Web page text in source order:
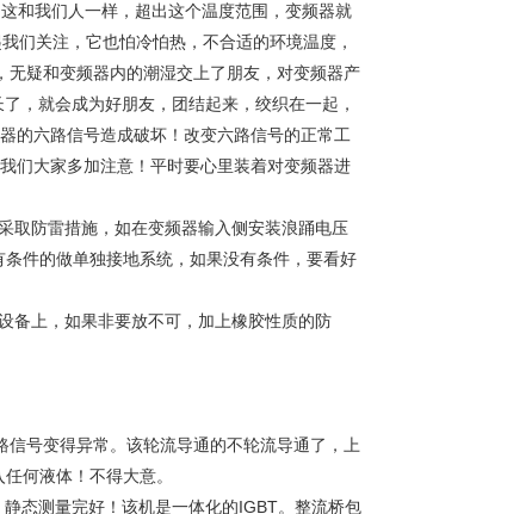
和我们人一样，超出这个温度范围，变频器就
们关注，它也怕冷怕热，不合适的环境温度，
疑和变频器内的潮湿交上了朋友，对变频器产
，就会成为好朋友，团结起来，绞织在一起，
的六路信号造成破坏！改变六路信号的正常工
们大家多加注意！平时要心里装着对变频器进
取防雷措施，如在变频器输入侧安装浪踊电压
件的做单独接地系统，如果没有条件，要看好
备上，如果非要放不可，加上橡胶性质的防
号变得异常。该轮流导通的不轮流导通了，上
何液体！不得大意。
态测量完好！该机是一体化的IGBT。整流桥包